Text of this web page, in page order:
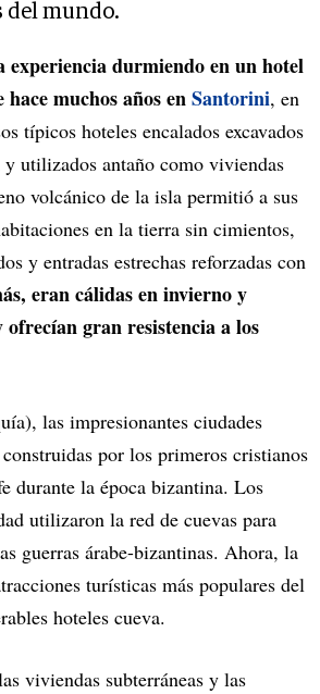
del mundo.
experiencia durmiendo en un hotel
hace muchos años enSantorini, en
típicos hoteles encalados excavados
utilizados antaño como viviendas
volcánico de la isla permitió a sus
en la tierra sin cimientos,
y entradas estrechas reforzadas con
eran cálidas en invierno y
ofrecían gran resistencia a los
las impresionantes ciudades
por los primeros cristianos
durante la época bizantina. Los
utilizaron la red de cuevas para
guerras árabe-bizantinas. Ahora, la
turísticas más populares del
hoteles cueva.
viviendas subterráneas y las